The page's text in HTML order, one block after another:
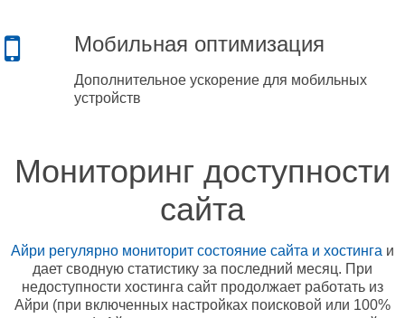
Мобильная оптимизация
Дополнительное ускорение для мобильных
устройств
Мониторинг доступности
сайта
Айри регулярно мониторит состояние сайта и хостинга и
дает сводную статистику за последний месяц. При
недоступности хостинга сайт продолжает работать из
Айри (при включенных настройках поисковой или 100%